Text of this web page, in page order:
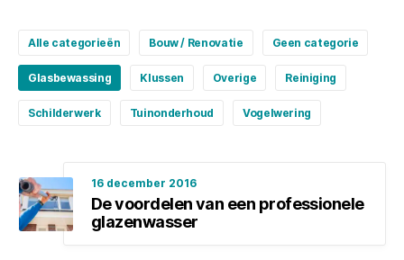
Alle categorieën Bouw / Renovatie Geen categorie
Glasbewassing Klussen Overige Reiniging
Schilderwerk Tuinonderhoud Vogelwering
16 december 2016
De voordelen van een professionele
glazenwasser